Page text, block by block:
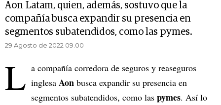
Aon Latam, quien, además, sostuvo que la
compañía busca expandir su presencia en
segmentos subatendidos, como las pymes.
29 Agosto de 2022 09.00
L a compañía corredora de seguros y reaseguros
inglesa Aon busca expandir su presencia en
segmentos subatendidos, como las pymes. Así lo